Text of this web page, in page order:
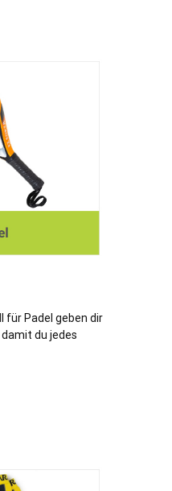
für Padel geben dir
du jedes